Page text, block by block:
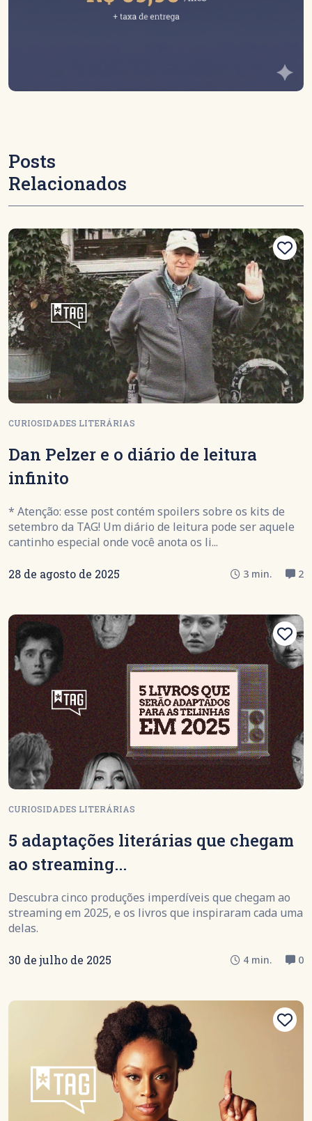
Posts
Relacionados
CURIOSIDADES LITERÁRIAS
Dan Pelzer e o diário de leitura
infinito
* Atenção: esse post contém spoilers sobre os kits de
setembro da TAG! Um diário de leitura pode ser aquele
cantinho especial onde você anota os li...
28 de agosto de 2025 3 min. 2
CURIOSIDADES LITERÁRIAS
5 adaptações literárias que chegam
ao streaming...
Descubra cinco produções imperdíveis que chegam ao
streaming em 2025, e os livros que inspiraram cada uma
delas.
30 de julho de 2025 4 min. 0